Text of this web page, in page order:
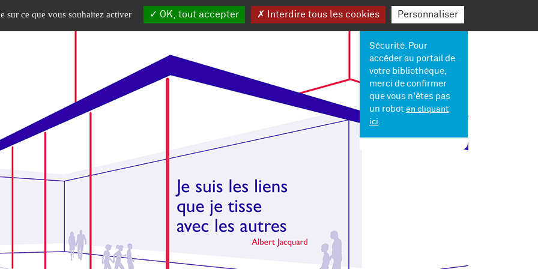
Mon
compte
Sécurité. Pour
accéder au portail de
votre bibliothèque,
merci de confirmer
que vous n'êtes pas
un roboten cliquant
ici.
sur ce que vous souhaitez activer OK, tout accepter Interdire tous les cookies Personnaliser